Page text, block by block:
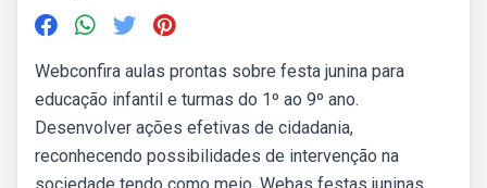
Webconfira aulas prontas sobre festa junina para
educação infantil e turmas do 1º ao 9º ano.
Desenvolver ações efetivas de cidadania,
reconhecendo possibilidades de intervenção na